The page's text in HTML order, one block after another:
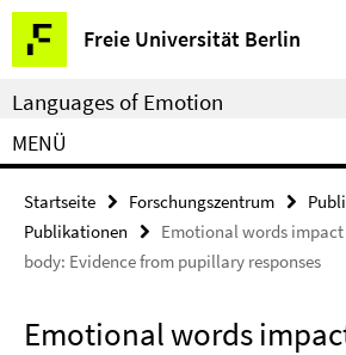
Springe
direkt
zu
Inhalt
Freie Universität Berlin
Service-
Navigation
Languages of Emotion
MENÜ
Startseite Forschungszentrum
Publikationen
Emotional words
body: Evidence from pupillary responses
Emotional words